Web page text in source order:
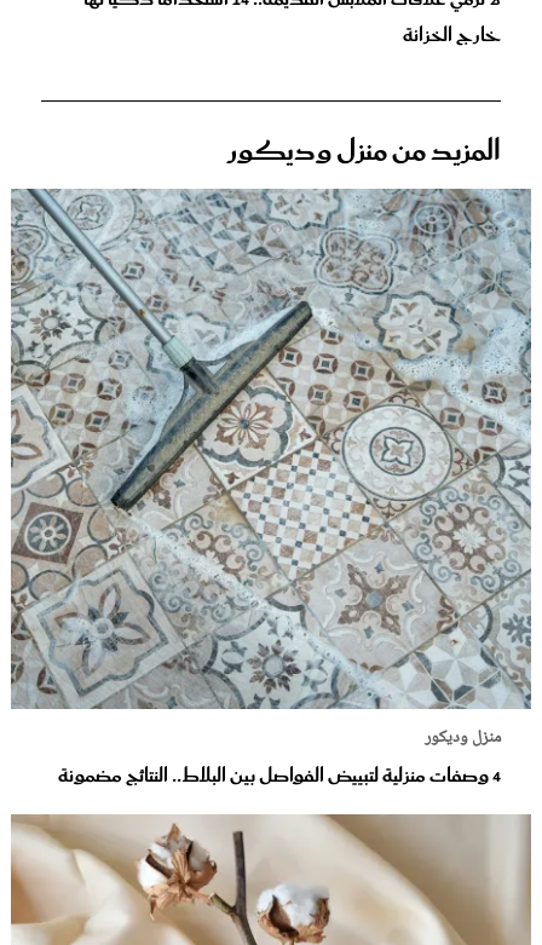
خارج الخزانة
المزيد من منزل وديكور
منزل وديكور
4 وصفات منزلية لتبييض الفواصل بين البلاط.. النتائج مضمونة